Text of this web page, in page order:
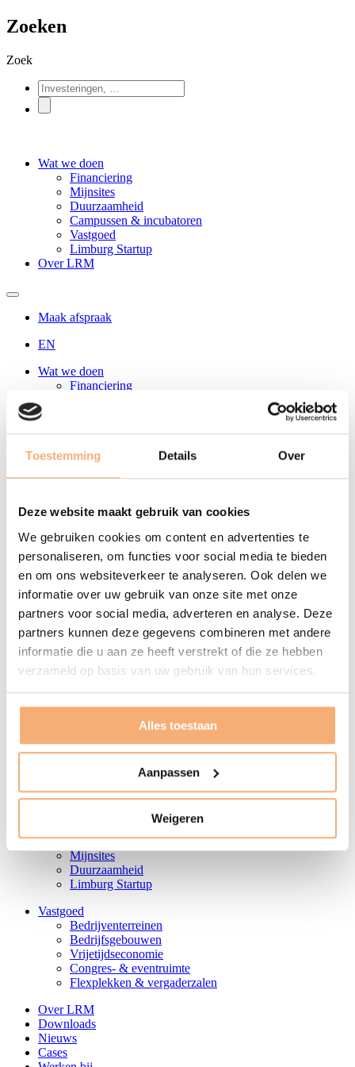
Toestemming Details Over
Deze website maakt gebruik van cookies
We gebruiken cookies om content en advertenties te
personaliseren, om functies voor social media te bieden
en om ons websiteverkeer te analyseren. Ook delen we
informatie over uw gebruik van onze site met onze
partners voor social media, adverteren en analyse. Deze
partners kunnen deze gegevens combineren met andere
informatie die u aan ze heeft verstrekt of die ze hebben
verzameld op basis van uw gebruik van hun services.
Alles toestaan
Aanpassen
Weigeren
Zoeken
Zoek
Wat we doen
Financiering
Mijnsites
Duurzaamheid
Campussen & incubatoren
Vastgoed
Limburg Startup
Over LRM
Maak afspraak
EN
Wat we doen
Financiering
Limburg Startup
Nieuws
Werken bij
Events
Contact
Maak afspraak
LRM NV
Corda Campus - Corda 1
BE 0452 138 972
Financiering
Campussen & incubatoren
Mijnsites
Duurzaamheid
Limburg Startup
Vastgoed
Bedrijventerreinen
Bedrijfsgebouwen
Vrijetijdseconomie
Congres- & eventruimte
Flexplekken & vergaderzalen
Over LRM
Downloads
Nieuws
Cases